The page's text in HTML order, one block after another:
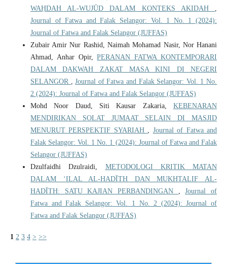
WAḤDAH AL-WUJŪD DALAM KONTEKS AKIDAH ,
Journal of Fatwa and Falak Selangor: Vol. 1 No. 1 (2024):
Journal of Fatwa and Falak Selangor (JUFFAS)
Zubair Amir Nur Rashid, Naimah Mohamad Nasir, Nor Hanani
Ahmad, Anhar Opir,PERANAN FATWA KONTEMPORARI
DALAM DAKWAH ZAKAT MASA KINI DI NEGERI
SELANGOR ,Journal of Fatwa and Falak Selangor: Vol. 1 No.
2 (2024): Journal of Fatwa and Falak Selangor (JUFFAS)
Mohd Noor Daud, Siti Kausar Zakaria,KEBENARAN
MENDIRIKAN SOLAT JUMAAT SELAIN DI MASJID
MENURUT PERSPEKTIF SYARIAH , Journal of Fatwa and
Falak Selangor: Vol. 1 No. 1 (2024): Journal of Fatwa and Falak
Selangor (JUFFAS)
Dzulfaidhi Dzulraidi, METODOLOGI KRITIK MATAN
DALAM ‘ILAL AL-HADĪTH DAN MUKHTALIF AL-
HADĪTH: SATU KAJIAN PERBANDINGAN ,Journal of
Fatwa and Falak Selangor: Vol. 1 No. 2 (2024): Journal of
Fatwa and Falak Selangor (JUFFAS)
1 2 3 4 > >>